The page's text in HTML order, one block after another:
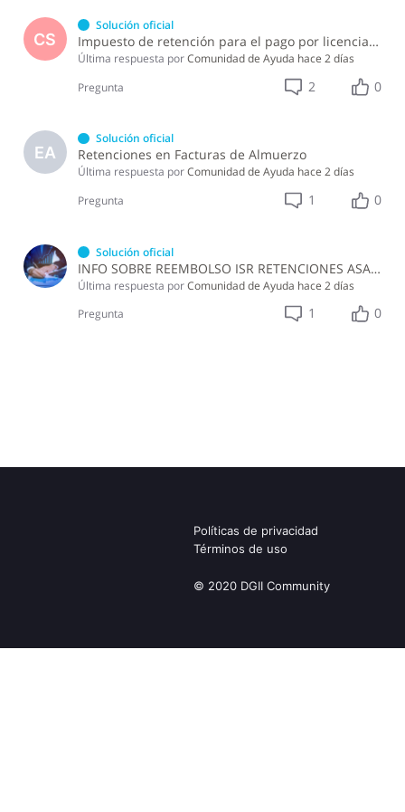
CS
Solución oficial
Impuesto de retención para el pago por licencia de software y soporte de software ?
Última respuesta porComunidad de Ayuda hace 2 días
Pregunta
2 0
EA
Solución oficial
Retenciones en Facturas de Almuerzo
Última respuesta porComunidad de Ayuda hace 2 días
Pregunta
1 0
Solución oficial
INFO SOBRE REEMBOLSO ISR RETENCIONES ASALARIADOS
Última respuesta porComunidad de Ayuda hace 2 días
Pregunta
1 0
Políticas de privacidad
Términos de uso
© 2020 DGII Community